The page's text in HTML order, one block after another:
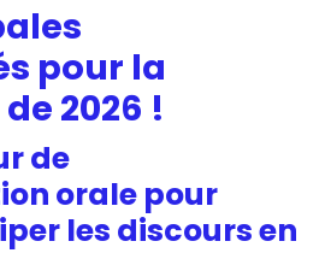
pour la
2026 !
de
orale pour
les discours en